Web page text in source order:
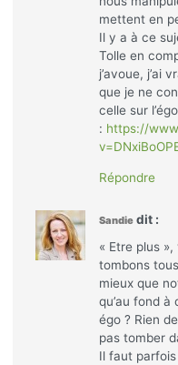
mettent en
Il y a à ce
Tolle en
j’avoue, j’ai
que je ne
celle sur
: https://
Répondre
Sandie dit :
« Etre plus
tombons
mieux que
qu’au fond
égo ? Rien
pas tomber
Il faut